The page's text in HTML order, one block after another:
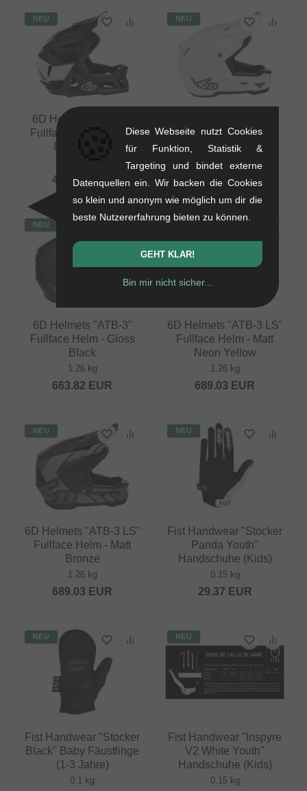
NEU
6D Helmets "Alterra"
Fullface Helm - Gloss
Black/White
403.32EUR
NEU
Fullface Helm - White
1.26 kg
663.82 EUR
NEU
6D Helmets "ATB-3"
Fullface Helm - Gloss
Black
1.26 kg
663.82 EUR
6D Helmets "ATB-3 LS"
Fullface Helm - Matt
Neon Yellow
1.26 kg
689.03 EUR
NEU
6D Helmets "ATB-3 LS"
Fullface Helm - Matt
Bronze
1.26 kg
689.03 EUR
NEU
Fist Handwear "Stocker
Panda Youth"
Handschuhe (Kids)
0.15 kg
29.37 EUR
NEU
Fist Handwear "Stocker
Black" Baby Fäustlinge
(1-3 Jahre)
0.1 kg
NEU
Fist Handwear "Inspyre
V2 White Youth"
Handschuhe (Kids)
0.15 kg
Diese Webseite nutzt Cookies
für Funktion, Statistik &
Targeting und bindet externe
Datenquellen ein. Wir backen die Cookies
so klein und anonym wie möglich um dir die
beste Nutzererfahrung bieten zu können.
GEHT KLAR!
Bin mir nicht sicher...